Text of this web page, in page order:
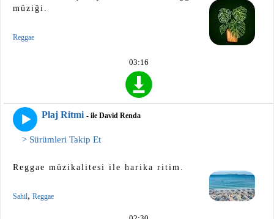
müziği.
Reggae
03:16
Plaj Ritmi - ile David Renda
> Sürümleri Takip Et
Reggae müzikalitesi ile harika ritim.
Sahil, Reggae